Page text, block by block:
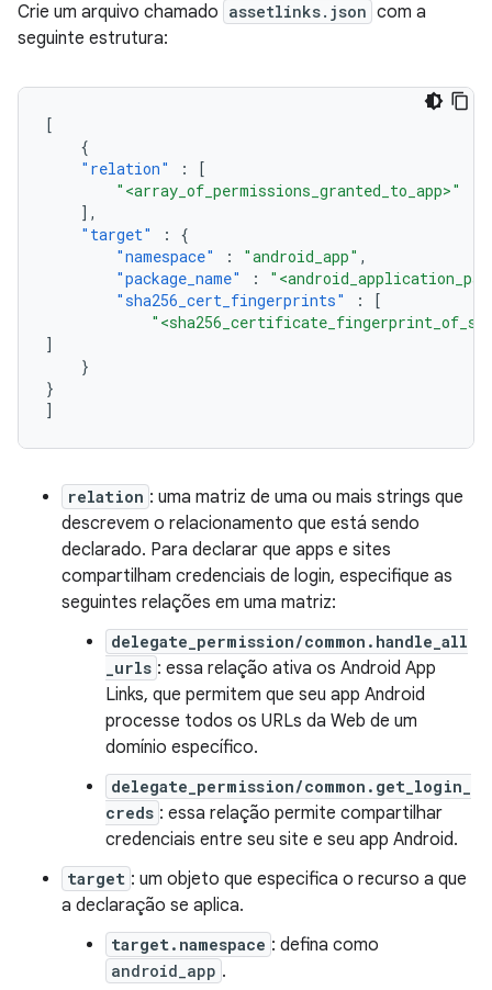
Crie um arquivo chamado assetlinks.json com a
seguinte estrutura:
[
{
"relation"
:
[
"<array_of_permissions_granted_to_app>"
],
"target"
:
{
"namespace"
: "android_app" ,
"package_name"
:
"sha256_cert_fingerprints"
:
[
]
}
}
]
relation : uma matriz de uma ou mais strings que
descrevem o relacionamento que está sendo
declarado. Para declarar que apps e sites
compartilham credenciais de login, especifique as
seguintes relações em uma matriz:
delegate_permission/common.handle_all
_urls : essa relação ativa os Android App
Links, que permitem que seu app Android
processe todos os URLs da Web de um
domínio específico.
delegate_permission/common.get_login_
creds : essa relação permite compartilhar
credenciais entre seu site e seu app Android.
target : um objeto que especifica o recurso a que
a declaração se aplica.
target.namespace : defina como
android_app .